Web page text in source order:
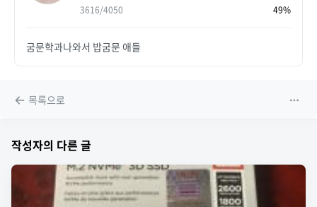
3616/4050 49%
굼문학과나와서 밥굼문 애들
목록으로
작성자의 다른 글